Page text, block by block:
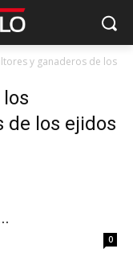
y ganaderos de los
de los ejidos
0